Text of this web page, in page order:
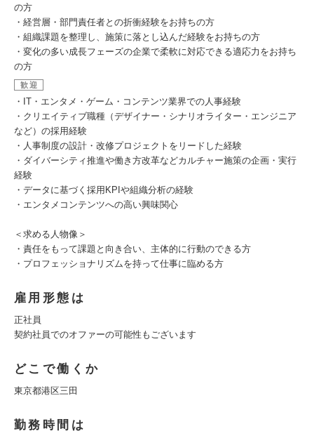
の方
・経営層・部門責任者との折衝経験をお持ちの方
・組織課題を整理し、施策に落とし込んだ経験をお持ちの方
・変化の多い成長フェーズの企業で柔軟に対応できる適応力をお持ち
の方
歓迎
・IT・エンタメ・ゲーム・コンテンツ業界での人事経験
・クリエイティブ職種（デザイナー・シナリオライター・エンジニア
など）の採用経験
・人事制度の設計・改修プロジェクトをリードした経験
・ダイバーシティ推進や働き方改革などカルチャー施策の企画・実行
経験
・データに基づく採用KPIや組織分析の経験
・エンタメコンテンツへの高い興味関心
＜求める人物像＞
・責任をもって課題と向き合い、主体的に行動のできる方
・プロフェッショナリズムを持って仕事に臨める方
雇用形態は
正社員
契約社員でのオファーの可能性もございます
どこで働くか
東京都港区三田
勤務時間は